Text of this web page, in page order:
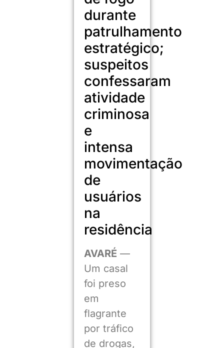
durante
patrulhamento
estratégico;
suspeitos
confessaram
atividade
criminosa
e
intensa
movimentação
de
usuários
na
residência
AVARÉ —
Um casal
foi preso
em
flagrante
por tráfico
de drogas,